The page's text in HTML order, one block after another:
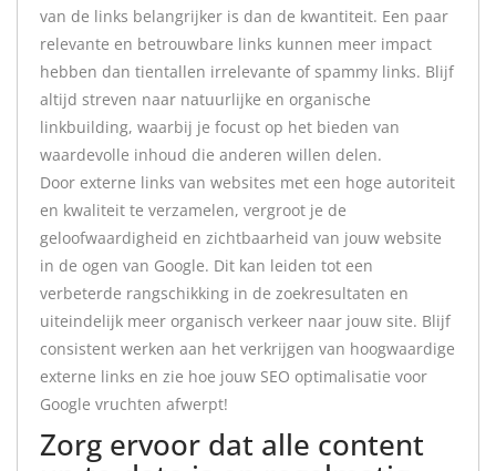
van de links belangrijker is dan de kwantiteit. Een paar
relevante en betrouwbare links kunnen meer impact
hebben dan tientallen irrelevante of spammy links. Blijf
altijd streven naar natuurlijke en organische
linkbuilding, waarbij je focust op het bieden van
waardevolle inhoud die anderen willen delen.
Door externe links van websites met een hoge autoriteit
en kwaliteit te verzamelen, vergroot je de
geloofwaardigheid en zichtbaarheid van jouw website
in de ogen van Google. Dit kan leiden tot een
verbeterde rangschikking in de zoekresultaten en
uiteindelijk meer organisch verkeer naar jouw site. Blijf
consistent werken aan het verkrijgen van hoogwaardige
externe links en zie hoe jouw SEO optimalisatie voor
Google vruchten afwerpt!
Zorg ervoor dat alle content